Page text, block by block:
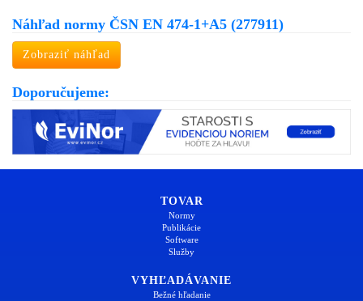
Náhľad normy ČSN EN 474-1+A5 (277911)
Zobraziť náhľad
Doporučujeme:
TOVAR
Normy
Publikácie
Software
Služby
VYHĽADÁVANIE
Bežné hľadanie